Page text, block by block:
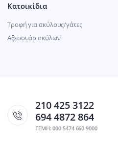
Κατοικίδια
Τροφή για σκύλους/γάτες
Αξεσουάρ σκύλων
210 425 3122
694 4872 864
ΓΕΜΗ: 000 5474 660 9000